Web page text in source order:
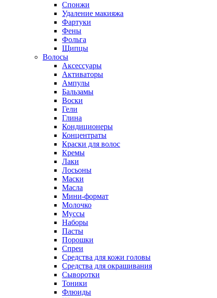
Спонжи
Удаление макияжа
Фартуки
Фены
Фольга
Щипцы
Волосы
Аксессуары
Активаторы
Ампулы
Бальзамы
Воски
Гели
Глина
Кондиционеры
Концентраты
Краски для волос
Кремы
Лаки
Лосьоны
Маски
Масла
Мини-формат
Молочко
Муссы
Наборы
Пасты
Порошки
Спреи
Средства для кожи головы
Средства для окрашивания
Сыворотки
Тоники
Флюиды